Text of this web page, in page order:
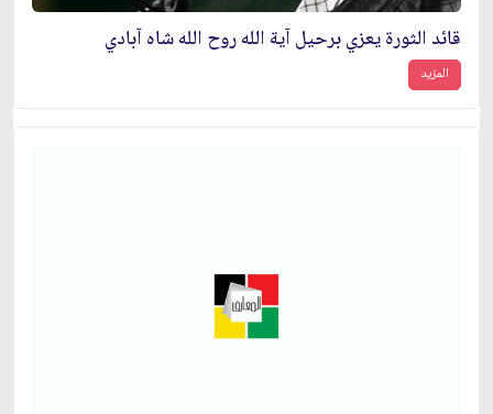
قائد الثورة يعزي برحيل آية الله روح الله شاه آبادي
المزيد